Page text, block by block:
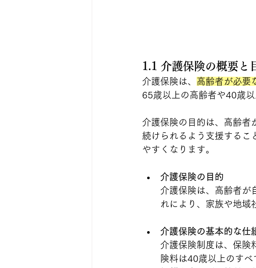
1.1 介護保険の概要と
介護保険は、 高齢者が必要
65歳以上の高齢者や40歳
介護保険の目的は、高齢者
続けられるよう支援するこ
やすくなります。
介護保険の目的
介護保険は、高齢者が
れにより、家族や地域
介護保険の基本的な仕
介護保険制度は、保険
険料は40歳以上のす